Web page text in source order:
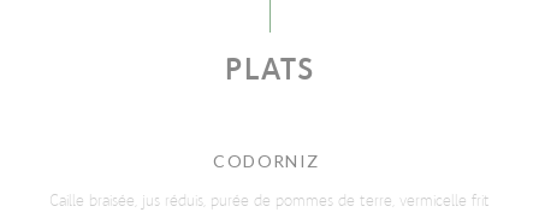
PLATS
CODORNIZ
Caille braisée, jus réduis, purée de pommes de terre, vermicelle frit